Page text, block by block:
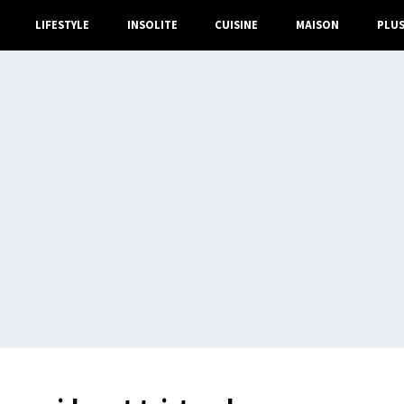
LIFESTYLE INSOLITE CUISINE MAISON PLUS